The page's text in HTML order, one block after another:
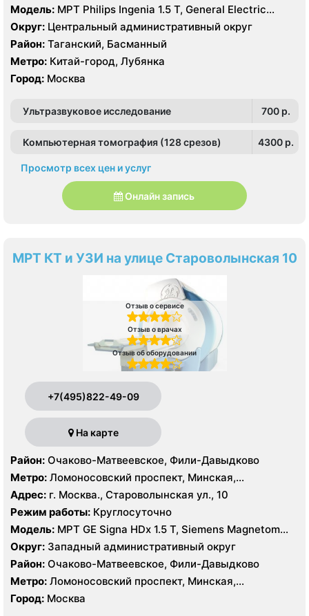
Модель: МРТ Philips Ingenia 1.5 Т, General Electric
Healthcare 3.0 Т, КТ Philips Ingeniuty 64 среза, GE
Revolution evo 128 срезов, УЗИ Philips iE33 X-matrix
Округ: Центральный административный округ
Район: Таганский, Басманный
Метро: Китай-город, Лубянка
Город: Москва
Ультразвуковое исследование 700 p.
Компьютерная томография (128 срезов) 4300 p.
Просмотр всех цен и услуг
Онлайн запись
МРТ КТ и УЗИ на улице Староволынская 10
Отзыв о сервисе
Отзыв о врачах
Отзыв об оборудовании
+7(495)822-49-09
На карте
Район: Очаково-Матвеевское, Фили-Давыдково
Метро: Ломоносовский проспект, Минская,
Славянский бульвар
Адрес: г. Москва., Староволынская ул., 10
Режим работы: Круглосуточно
Модель: МРТ GE Signa HDx 1.5 T, Siemens Magnetom
Harmony 1.0 Т, КТ GE Healthcare Optima CT660 64
среза, GE Healthcare BrightSpeed 16 срезов, УЗИ
Hitachi Hi Vision Preirus, GE Voluson E8
Округ: Западный административный округ
Район: Очаково-Матвеевское, Фили-Давыдково
Метро: Ломоносовский проспект, Минская,
Славянский бульвар
Город: Москва